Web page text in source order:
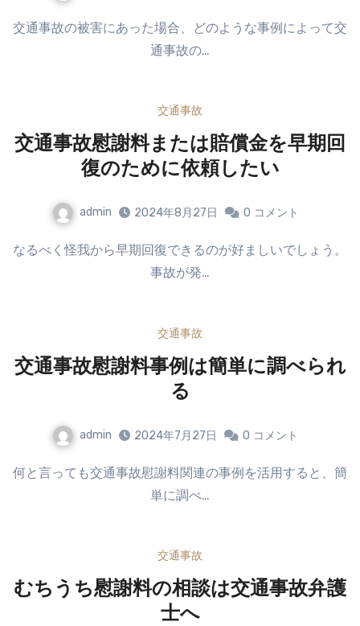
交通事故の被害にあった場合、どのような事例によって交
通事故の…
交通事故
交通事故慰謝料または賠償金を早期回
復のために依頼したい
admin 2024年8月27日 0 コメント
なるべく怪我から早期回復できるのが好ましいでしょう。
事故が発…
交通事故
交通事故慰謝料事例は簡単に調べられ
る
admin 2024年7月27日 0 コメント
何と言っても交通事故慰謝料関連の事例を活用すると、簡
単に調べ…
交通事故
むちうち慰謝料の相談は交通事故弁護
士へ